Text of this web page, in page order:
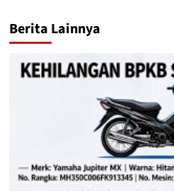
Berita Lainnya